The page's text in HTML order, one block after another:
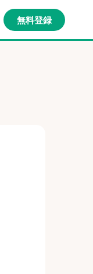
無料登録